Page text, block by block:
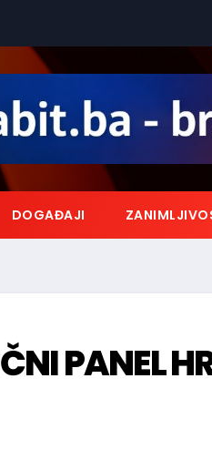
DOGAĐAJI
PANEL